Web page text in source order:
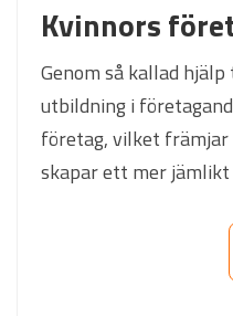
Kvinnors
Genom så kallad
utbildning i
företag, vilket främjar
skapar ett mer jämlikt